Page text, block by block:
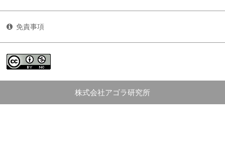
免責事項
株式会社アゴラ研究所